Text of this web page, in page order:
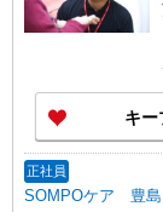
キー
正社員
SOMPOケア 豊